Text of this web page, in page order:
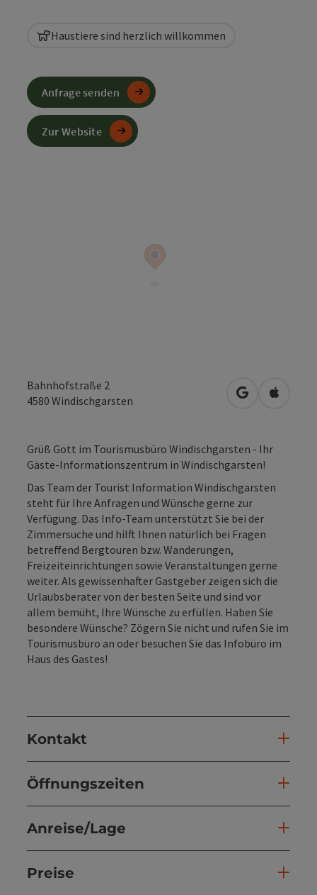
Haustiere sind herzlich willkommen
Bahnhofstraße 2
4580 Windischgarsten in Google
in
Grüß Gott im Tourismusbüro Windischgarsten - Ihr
Gäste-Informationszentrum in Windischgarsten!
Das Team der Tourist Information Windischgarsten
steht für Ihre Anfragen und Wünsche gerne zur
Verfügung. Das Info-Team unterstützt Sie bei der
Zimmersuche und hilft Ihnen natürlich bei Fragen
betreffend Bergtouren bzw. Wanderungen,
Freizeiteinrichtungen sowie Veranstaltungen gerne
weiter. Als gewissenhafter Gastgeber zeigen sich die
Urlaubsberater von der besten Seite und sind vor
allem bemüht, Ihre Wünsche zu erfüllen. Haben Sie
besondere Wünsche? Zögern Sie nicht und rufen Sie im
Tourismusbüro an oder besuchen Sie das Infobüro im
Haus des Gastes!
Kontakt
Öffnungszeiten
Anreise/Lage
Preise
Anfrage senden
Zur Website